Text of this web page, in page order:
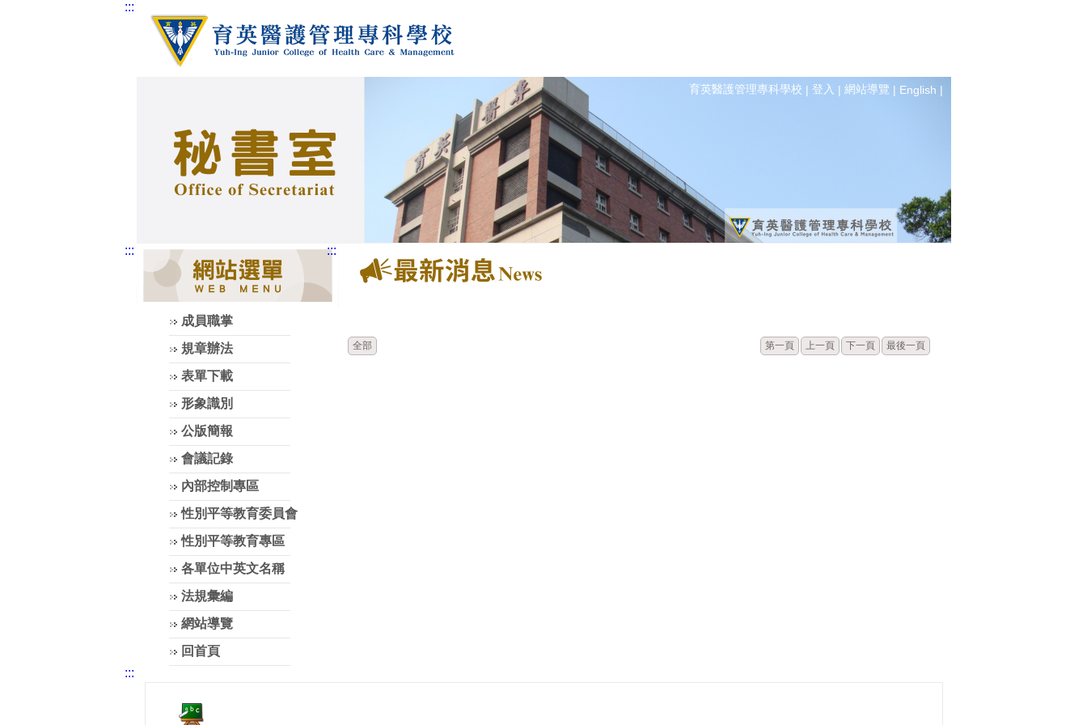
:::
育英醫護管理專科學校 | 登入 | 網站導覽 | English |
:::
成員職掌
規章辦法
表單下載
形象識別
公版簡報
會議記錄
內部控制專區
性別平等教育委員會
性別平等教育專區
各單位中英文名稱
法規彙編
網站導覽
回首頁
:::
全部 第一頁 上一頁 下一頁 最後一頁
:::